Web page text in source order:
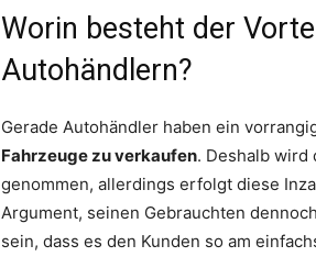
Worin besteht der
Autohändlern?
Gerade Autohändler haben ein
Fahrzeuge zu verkaufen. Deshalb wird
genommen, allerdings erfolgt diese
Argument, seinen Gebrauchten
sein, dass es den Kunden so am